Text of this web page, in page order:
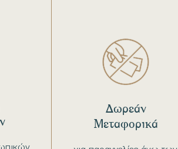
Δωρεάν
Μεταφορικά